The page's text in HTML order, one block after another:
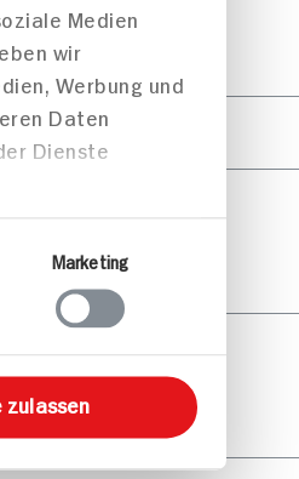
Medien
wir
Werbung und
Daten
Dienste
Marketing
zulassen
pro Portion
1.807kJ /432kcal
11g
43g
33g